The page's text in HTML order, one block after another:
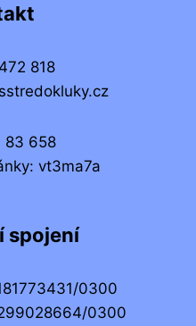
818
83 658
vt3ma7a
spojení
0300
0300